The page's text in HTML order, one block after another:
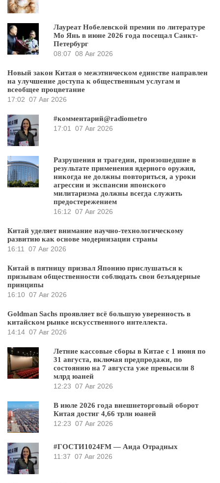
Лауреат Нобелевской премии по литературе
Мо Янь в июне 2026 года посещал Санкт-
Петербург
08:07 08 Авг 2026
Новый закон Китая о межэтническом единстве направлен
на улучшение доступа к общественным услугам и
всеобщее процветание
17:02 07 Авг 2026
#комментарий@radiometro
17:01
07 Авг 2026
Разрушения и трагедии, произошедшие в
результате применения ядерного оружия,
никогда не должны повториться, а уроки
агрессии и экспансии японского
милитаризма должны всегда служить
предостережением
16:12 07 Авг 2026
Китай уделяет внимание научно-технологическому
развитию как основе модернизации страны
16:11
07 Авг 2026
Китай в пятницу призвал Японию прислушаться к
призывам общественности соблюдать свои безъядерные
принципы
16:10 07 Авг 2026
Goldman Sachs проявляет всё большую уверенность в
китайском рынке искусственного интеллекта.
14:14 07 Авг 2026
Летние кассовые сборы в Китае с 1 июня по
31 августа, включая предпродажи, по
состоянию на 7 августа уже превысили 8
млрд юаней
12:23 07 Авг 2026
В июле 2026 года внешнеторговый оборот
Китая достиг 4,66 трлн юаней
12:23 07 Авг 2026
#ГОСТИ1024FM — Аида Отрадных
11:37 07 Авг 2026